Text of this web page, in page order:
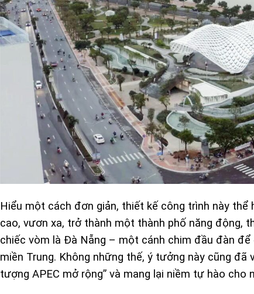
Hiểu một cách đơn giản, thiết kế công trình này
cao, vươn xa, trở thành một thành phố năng động,
chiếc vòm là Đà Nẵng – một cánh chim đầu đàn
miền Trung. Không những thế, ý tưởng này cũng
tượng APEC mở rộng” và mang lại niềm tự hào cho